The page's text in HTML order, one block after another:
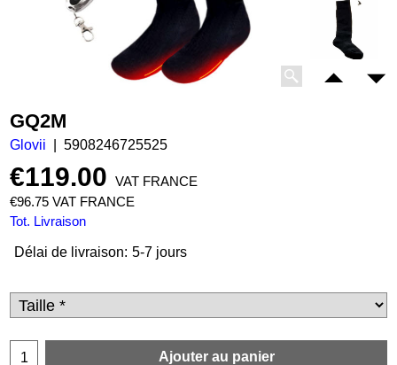
GQ2M
Glovii 5908246725525
€119.00
VAT FRANCE
€96.75 VAT FRANCE
Tot. Livraison
Délai de livraison: 5-7 jours
Ajouter au panier